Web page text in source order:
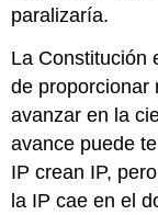
paralizaría.
La Constitución
de proporcionar
avanzar en la
avance puede
IP crean IP,
la IP cae en el